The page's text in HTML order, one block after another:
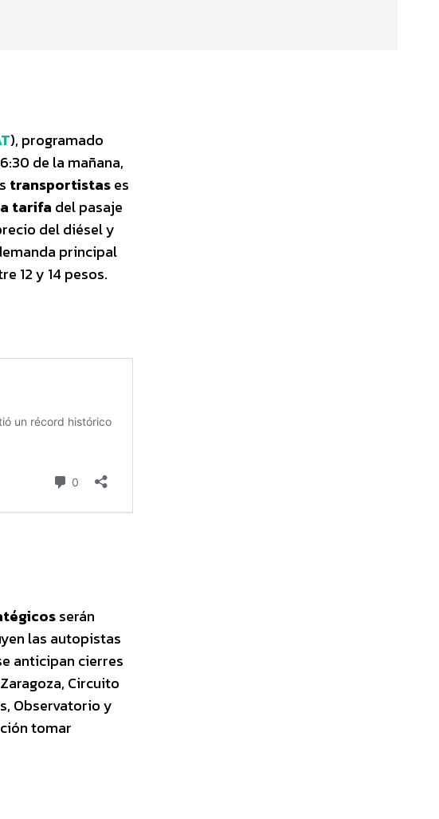
), programado
de la mañana,
transportistases
tarifa del pasaje
del diésel y
principal
12 y 14 pesos.
serán
las autopistas
anticipan cierres
Circuito
Observatorio y
tomar